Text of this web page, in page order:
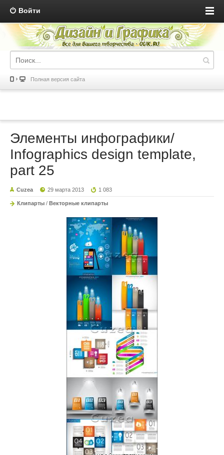
Войти
Полная версия сайта
Элементы инфографики/
Infographics design template,
part 25
Cuzea 29 марта 2013 1 083
Клипарты / Векторные клипарты